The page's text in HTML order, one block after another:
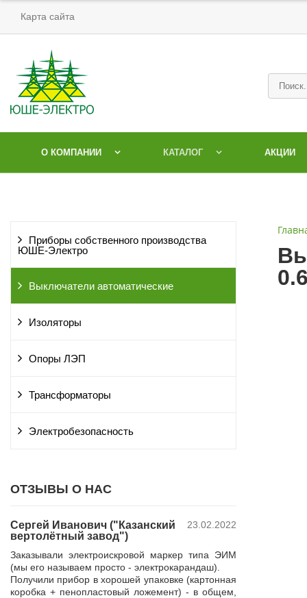
Карта сайта
О КОМПАНИИ КАТАЛОГ АКЦИИ
Приборы собственного производства
ЮШЕ-Электро
Выключатели автоматические
Изоляторы
Опоры ЛЭП
Трансформаторы
Электробезопасность
ОТЗЫВЫ О НАС
Сергей Иванович ("Казанский
вертолётный завод")
23.02.2022
Заказывали электроискровой маркер типа ЭИМ
(мы его называем просто - электрокарандаш).
Получили прибор в хорошей упаковке (картонная
коробка + пенопластовый ложемент) - в общем,
Владимир
Компания
110 кВ для